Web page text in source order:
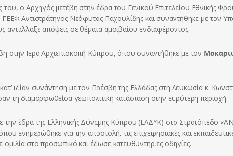
του, ο Αρχηγός μετέβη στην έδρα του Γενικού Επιτελείου Εθνικής
Αντιστράτηγος Νεόφυτος Παχουλίδης και συναντήθηκε με τον
αντάλλαξε απόψεις σε θέματα αμοιβαίου ενδιαφέροντος.
στην Ιερά Αρχιεπισκοπή Κύπρου, όπου συναντήθηκε με τον
ιδίαν συνάντηση με τον Πρέσβη της Ελλάδας στη Λευκωσία κ.
τη διαμορφωθείσα γεωπολιτική κατάσταση στην ευρύτερη περιοχή.
την έδρα της Ελληνικής Δύναμης Κύπρου (ΕΛΔΥΚ) στο Στρατόπεδο
ενημερώθηκε για την αποστολή, τις επιχειρησιακές και
στο προσωπικό και έδωσε κατευθυντήριες οδηγίες.